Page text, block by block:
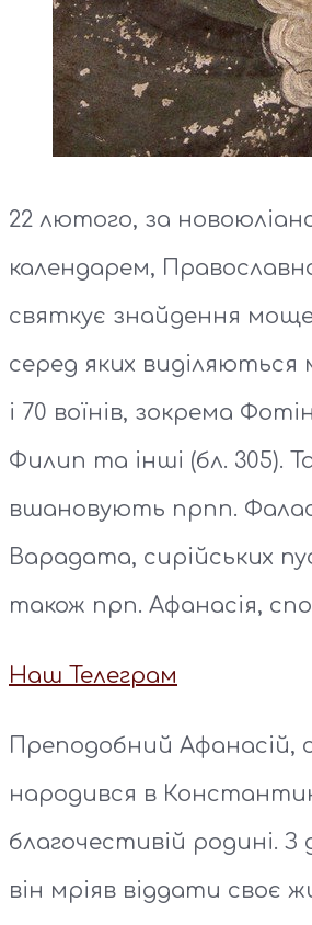
22 лютого, за
календарем,
святкує знайдення
серед яких виділяються
і 70 воїнів, зокрема
Филип та інші (бл. 305).
вшановують прпп.
Варадата, сирійських
також прп. Афанасія,
Наш Телеграм
Преподобний Афанасій,
народився в
благочестивій родині.
він мріяв віддати своє